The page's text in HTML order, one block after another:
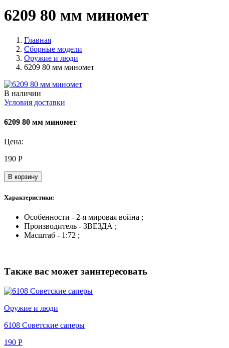
6209 80 мм миномет
Главная
Сборные модели
Оружие и люди
6209 80 мм миномет
В наличии
Условия доставки
6209 80 мм миномет
Цена:
190 Р
В корзину
Характеристики:
Особенности - 2-я мировая война ;
Производитель - ЗВЕЗДА ;
Масштаб - 1:72 ;
Также вас может заинтересовать
Оружие и люди
6108 Советские саперы
190 Р